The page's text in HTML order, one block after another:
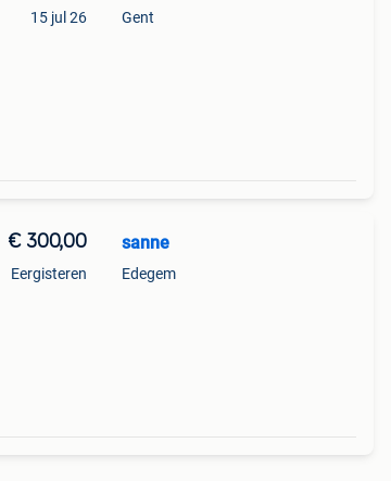
15 jul 26 Gent
€ 300,00
Eergisteren
sanne
Edegem